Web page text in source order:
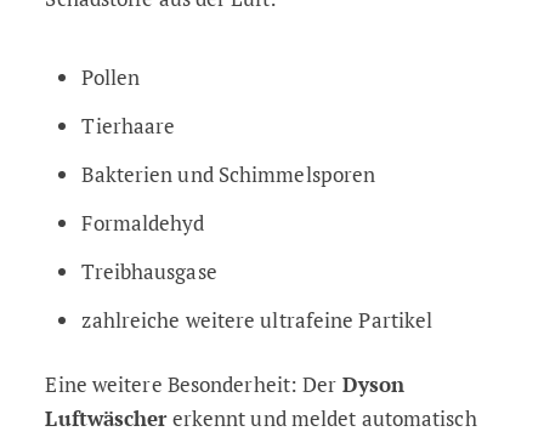
Pollen
Tierhaare
Bakterien und Schimmelsporen
Formaldehyd
Treibhausgase
zahlreiche weitere ultrafeine Partikel
Eine weitere Besonderheit: Der Dyson
Luftwäschererkennt und meldet automatisch